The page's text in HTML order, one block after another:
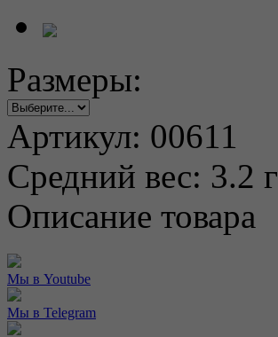
Размеры:
Артикул: 00611
Средний вес: 3.2 г
Описание товара
Мы в Youtube
Мы в Telegram